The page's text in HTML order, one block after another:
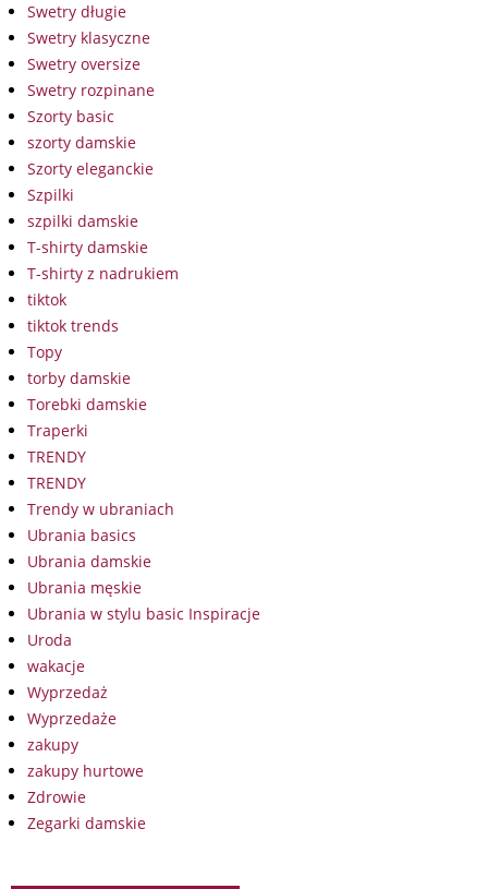
Swetry długie
Swetry klasyczne
Swetry oversize
Swetry rozpinane
Szorty basic
szorty damskie
Szorty eleganckie
Szpilki
szpilki damskie
T-shirty damskie
T-shirty z nadrukiem
tiktok
tiktok trends
Topy
torby damskie
Torebki damskie
Traperki
TRENDY
TRENDY
Trendy w ubraniach
Ubrania basics
Ubrania damskie
Ubrania męskie
Ubrania w stylu basic Inspiracje
Uroda
wakacje
Wyprzedaż
Wyprzedaże
zakupy
zakupy hurtowe
Zdrowie
Zegarki damskie